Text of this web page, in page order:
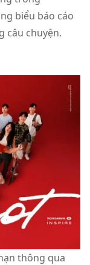
biểu báo cáo
câu chuyện.
thông qua